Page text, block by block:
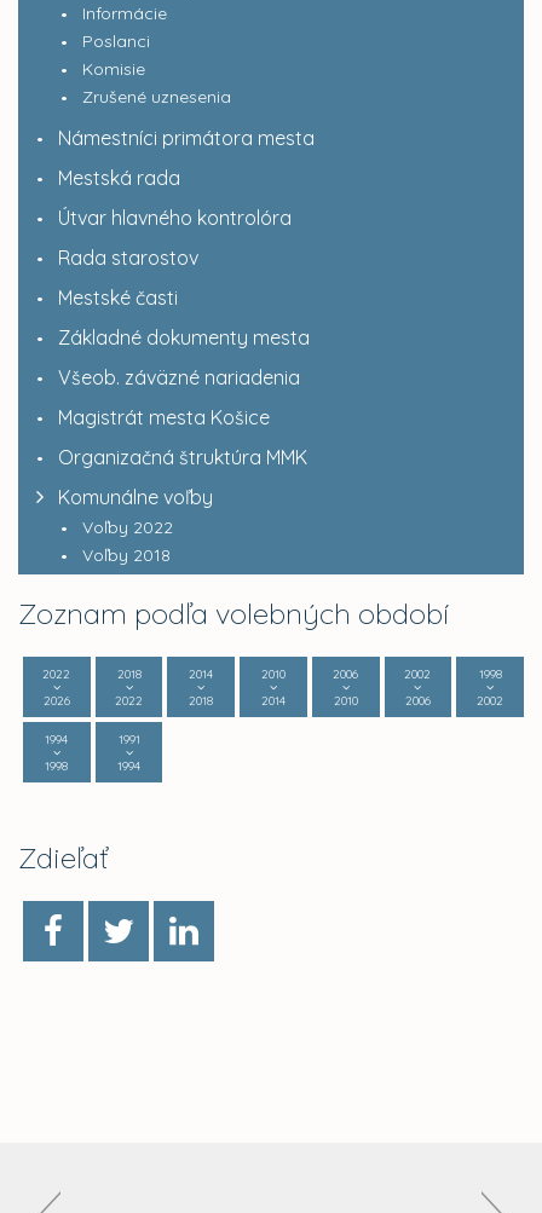
Informácie
Poslanci
Komisie
Zrušené uznesenia
Námestníci primátora mesta
Mestská rada
Útvar hlavného kontrolóra
Rada starostov
Mestské časti
Základné dokumenty mesta
Všeob. záväzné nariadenia
Magistrát mesta Košice
Organizačná štruktúra MMK
Komunálne voľby
Voľby 2022
Voľby 2018
Zoznam podľa volebných období
2022
2026
2018
2022
2014
2018
2010
2014
2006
2010
2002
2006
1998
2002
1994
1998
1991
1994
Zdieľať